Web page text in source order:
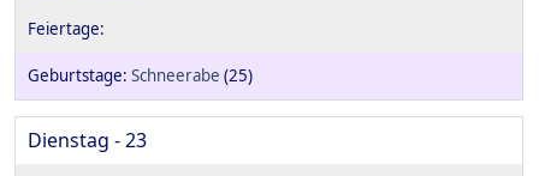
Schneerabe (25)
Dienstag - 23